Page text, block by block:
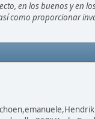
en los buenos y en
como proporcionar